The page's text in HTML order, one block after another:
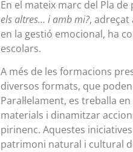
En el mateix marc del Pla
els altres… i amb mi?, adreçat
en la gestió emocional, ha
escolars.
A més de les formacions
diversos formats, que
Paral·lelament, es treballa
materials i dinamitzar
pirinenc. Aquestes
patrimoni natural i cultural